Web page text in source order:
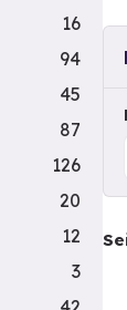
16
94
45
87
126
20
12
3